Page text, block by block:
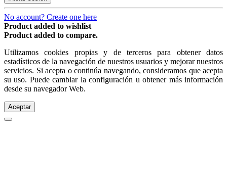
No account? Create one here
Product added to wishlist
Product added to compare.
Utilizamos cookies propias y de terceros para obtener datos
estadísticos de la navegación de nuestros usuarios y mejorar nuestros
servicios. Si acepta o continúa navegando, consideramos que acepta
su uso. Puede cambiar la configuración u obtener más información
desde su navegador Web.
Aceptar